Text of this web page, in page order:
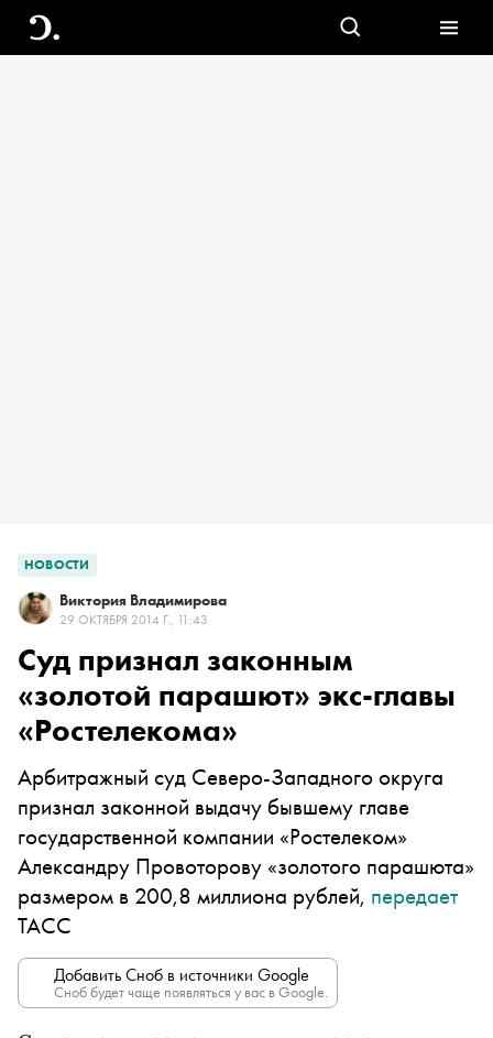
НОВОСТИ
Виктория Владимирова
29 ОКТЯБРЯ 2014 Г., 11:43
Суд признал законным
«золотой парашют» экс-главы
«Ростелекома»
Арбитражный суд Северо-Западного округа
признал законной выдачу бывшему главе
государственной компании «Ростелеком»
Александру Провоторову «золотого парашюта»
размером в 200,8 миллиона рублей, передает
ТАСС
Добавить Сноб в источники Google
Сноб будет чаще появляться у вас в Google.